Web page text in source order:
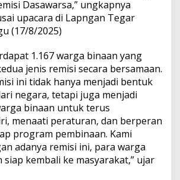
Dasawarsa,” ungkapnya
upacara di Lapngan Tegar
(17/8/2025)
1.167 warga binaan yang
jenis remisi secara bersamaan.
ini tidak hanya menjadi bentuk
negara, tetapi juga menjadi
binaan untuk terus
menaati peraturan, dan berperan
program pembinaan. Kami
adanya remisi ini, para warga
siap kembali ke masyarakat,” ujar